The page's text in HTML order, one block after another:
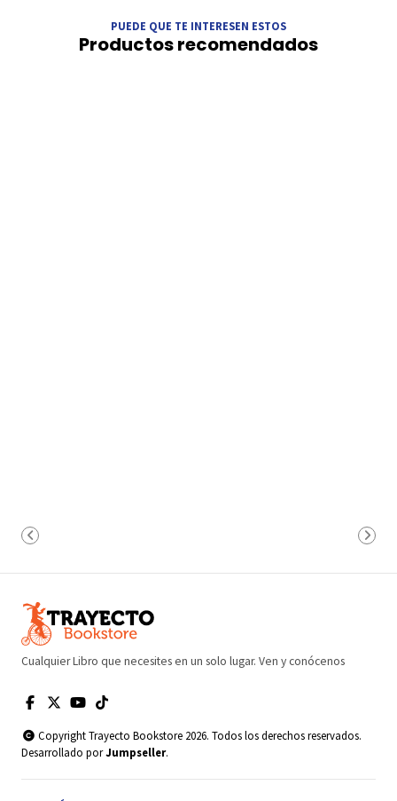
PUEDE QUE TE INTERESEN ESTOS
Productos recomendados
Cualquier Libro que necesites en un solo lugar. Ven y conócenos
Copyright Trayecto Bookstore 2026. Todos los derechos reservados.
Desarrollado porJumpseller.